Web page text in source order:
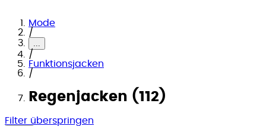
Mode
/
...
/
Funktionsjacken
/
Regenjacken (112)
Filter überspringen